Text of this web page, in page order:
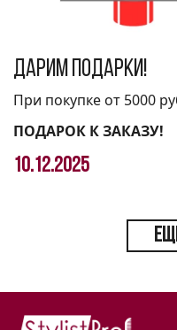
Дарим подарки!
При покупке от 5000
ПОДАРОК К ЗАКАЗУ!
10.12.2025